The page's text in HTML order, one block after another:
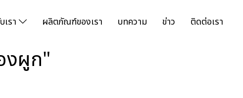
เรา ผลิตภัณฑ์ของเรา บทความ ข่าว ติดต่อเรา
งผูก"